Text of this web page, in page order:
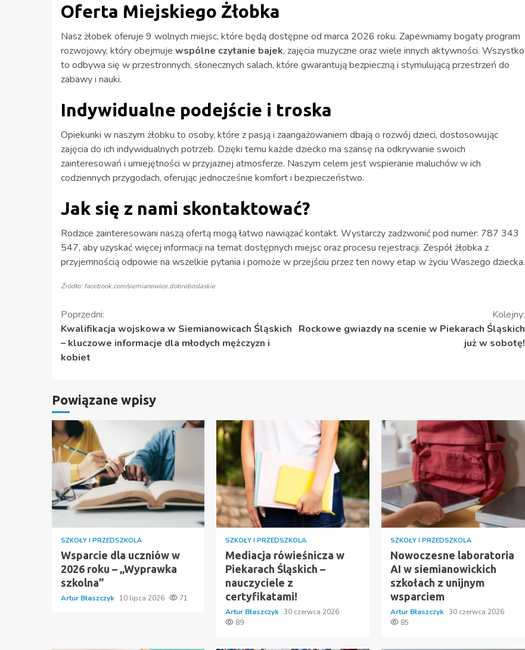
Oferta Miejskiego Żłobka
Nasz żłobek oferuje 9 wolnych miejsc, które będą dostępne od marca 2026 roku. Zapewniamy bogaty program
rozwojowy, który obejmuje wspólne czytanie bajek, zajęcia muzyczne oraz wiele innych aktywności. Wszystko
to odbywa się w przestronnych, słonecznych salach, które gwarantują bezpieczną i stymulującą przestrzeń do
zabawy i nauki.
Indywidualne podejście i troska
Opiekunki w naszym żłobku to osoby, które z pasją i zaangażowaniem dbają o rozwój dzieci, dostosowując
zajęcia do ich indywidualnych potrzeb. Dzięki temu każde dziecko ma szansę na odkrywanie swoich
zainteresowań i umiejętności w przyjaznej atmosferze. Naszym celem jest wspieranie maluchów w ich
codziennych przygodach, oferując jednocześnie komfort i bezpieczeństwo.
Jak się z nami skontaktować?
Rodzice zainteresowani naszą ofertą mogą łatwo nawiązać kontakt. Wystarczy zadzwonić pod numer: 787 343
547, aby uzyskać więcej informacji na temat dostępnych miejsc oraz procesu rejestracji. Zespół żłobka z
przyjemnością odpowie na wszelkie pytania i pomoże w przejściu przez ten nowy etap w życiu Waszego dziecka.
Źródło: facebook.com/siemianowice.dobreboslaskie
Kontynuuj
czytanie
Poprzedni:
Kwalifikacja wojskowa w Siemianowicach Śląskich
– kluczowe informacje dla młodych mężczyzn i
kobiet
Kolejny:
Rockowe gwiazdy na scenie w Piekarach Śląskich
już w sobotę!
Powiązane wpisy
SZKOŁY I PRZEDSZKOLA
Wsparcie dla uczniów w
2026 roku – „Wyprawka
szkolna”
Artur Błaszczyk 10 lipca 2026 71
SZKOŁY I PRZEDSZKOLA
Mediacja rówieśnicza w
Piekarach Śląskich –
nauczyciele z
certyfikatami!
Artur Błaszczyk 30 czerwca 2026
89
SZKOŁY I PRZEDSZKOLA
Nowoczesne laboratoria
AI w siemianowickich
szkołach z unijnym
wsparciem
Artur Błaszczyk 30 czerwca 2026
85